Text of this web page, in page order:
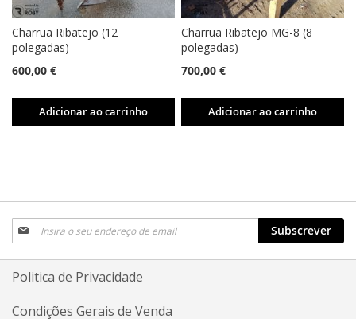
Charrua Ribatejo (12
polegadas)
600,00 €
Adicionar ao carrinho
Charrua Ribatejo MG-8 (8
polegadas)
700,00 €
Adicionar ao carrinho
Subscreva
a
nossa
Newsletter:
Subscrever
Politica de Privacidade
Condições Gerais de Venda